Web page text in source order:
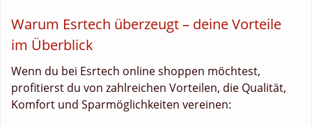
Warum Esrtech überzeugt – deine Vorteile
im Überblick
Wenn du bei Esrtech online shoppen möchtest,
profitierst du von zahlreichen Vorteilen, die Qualität,
Komfort und Sparmöglichkeiten vereinen: